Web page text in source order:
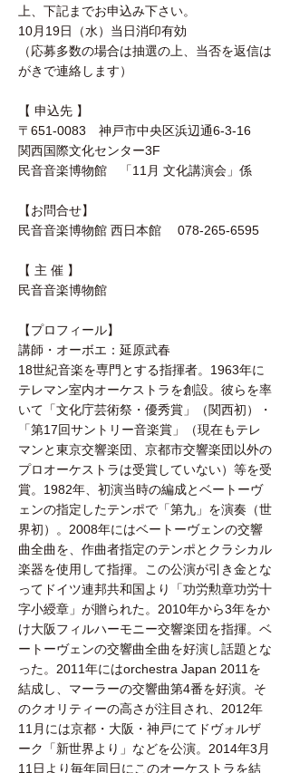
上、下記までお申込み下さい。
10月19日（水）当日消印有効
（応募多数の場合は抽選の上、当否を返信は
がきで連絡します）
【 申込先 】
〒651-0083 神戸市中央区浜辺通6-3-16
関西国際文化センター3F
民音音楽博物館 「11月 文化講演会」係
【お問合せ】
民音音楽博物館 西日本館 078-265-6595
【 主 催 】
民音音楽博物館
【プロフィール】
講師・オーボエ：延原武春
18世紀音楽を専門とする指揮者。1963年に
テレマン室内オーケストラを創設。彼らを率
いて「文化庁芸術祭・優秀賞」（関西初）・
「第17回サントリー音楽賞」（現在もテレ
マンと東京交響楽団、京都市交響楽団以外の
プロオーケストラは受賞していない）等を受
賞。1982年、初演当時の編成とベートーヴ
ェンの指定したテンポで「第九」を演奏（世
界初）。2008年にはベートーヴェンの交響
曲全曲を、作曲者指定のテンポとクラシカル
楽器を使用して指揮。この公演が引き金とな
ってドイツ連邦共和国より「功労勲章功労十
字小綬章」が贈られた。2010年から3年をか
け大阪フィルハーモニー交響楽団を指揮。ベ
ートーヴェンの交響曲全曲を好演し話題とな
った。2011年にはorchestra Japan 2011を
結成し、マーラーの交響曲第4番を好演。そ
のクオリティーの高さが注目され、2012年
11月には京都・大阪・神戸にてドヴォルザ
ーク「新世界より」などを公演。2014年3月
11日より毎年同日にこのオーケストラを結